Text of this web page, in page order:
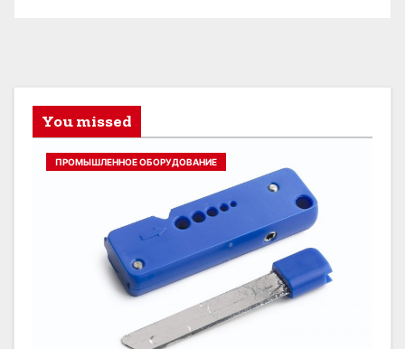
You missed
ПРОМЫШЛЕННОЕ ОБОРУДОВАНИЕ